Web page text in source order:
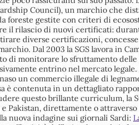
Council), un marchio che
foreste gestite con criteri di
il rilascio di nuovi certificati:
diverse certificazioni, concesse
Dal 2003 la SGS lavora in
di monitorare lo sfruttamento delle
entrino nel mercato legale.
un commercio illegale di
è contenuta in un dettagliato
questo brillante curriculum, la
Pakistan, direttamente o attraverso
nuova indagine sui giornali Sardi: